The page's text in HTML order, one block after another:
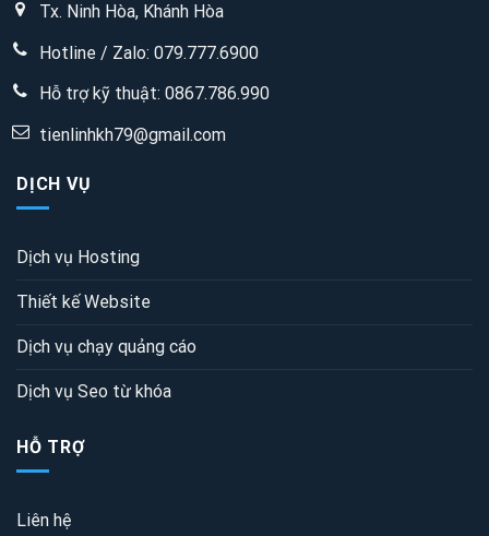
Tx. Ninh Hòa, Khánh Hòa
Hotline / Zalo: 079.777.6900
Hỗ trợ kỹ thuật: 0867.786.990
tienlinhkh79@gmail.com
DỊCH VỤ
Dịch vụ Hosting
Thiết kế Website
Dịch vụ chạy quảng cáo
Dịch vụ Seo từ khóa
HỖ TRỢ
Liên hệ